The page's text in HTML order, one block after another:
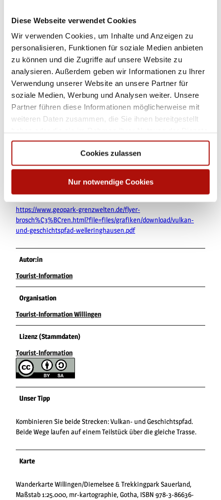
Diese Webseite verwendet Cookies
Wir verwenden Cookies, um Inhalte und Anzeigen zu
personalisieren, Funktionen für soziale Medien anbieten
zu können und die Zugriffe auf unsere Website zu
analysieren. Außerdem geben wir Informationen zu Ihrer
Verwendung unserer Website an unsere Partner für
soziale Medien, Werbung und Analysen weiter. Unsere
Partner führen diese Informationen möglicherweise mit
weiteren Daten zusammen, die Sie ihnen bereitgestellt
gesammelt haben.
Cookies zulassen
Nur notwendige Cookies
34508 Willingen, Ortsteil Welleringhausen
Bus/Bahn bis Bahnhof Willingen oder Usseln, weiter mit Bus oder
Anrufsammeltaxi (AST) nach Welleringhausen, Haltestelle Mitte
Weitere Infos / Links
www.willingen.de/wandern
welleringhausen.html
Literatur
Flyer in der Tourist-Information erhältlich oder unter diesem
https://www.geopark-grenzwelten.de/flyer-
brosch%C3%BCren.html?file=files/grafiken/download/vulkan-
und-geschichtspfad-welleringhausen.pdf
Autor:in
Tourist-Information
Organisation
Tourist-Information Willingen
Lizenz (Stammdaten)
Tourist-Information
Unser Tipp
Kombinieren Sie beide Strecken: Vulkan- und Geschichtspfad.
Beide Wege laufen auf einem Teilstück über die gleiche Trasse.
Karte
Wanderkarte Willingen/Diemelsee & Trekkingpark Sauerland,
Maßstab 1:25.000, mr-kartographie, Gotha, ISBN 978-3-86636-